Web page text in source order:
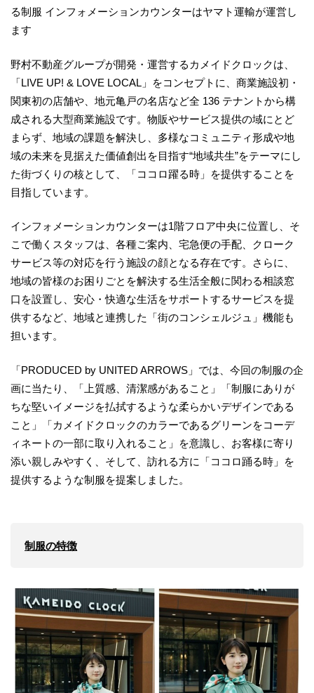
る制服 インフォメーションカウンターはヤマト運輸が運営し
ます
野村不動産グループが開発・運営するカメイドクロックは、
「LIVE UP! & LOVE LOCAL」をコンセプトに、商業施設初・
関東初の店舗や、地元亀戸の名店など全 136 テナントから構
成される大型商業施設です。物販やサービス提供の域にとど
まらず、地域の課題を解決し、多様なコミュニティ形成や地
域の未来を見据えた価値創出を目指す“地域共生”をテーマにし
た街づくりの核として、「ココロ躍る時」を提供することを
目指しています。
インフォメーションカウンターは1階フロア中央に位置し、そ
こで働くスタッフは、各種ご案内、宅急便の手配、クローク
サービス等の対応を行う施設の顔となる存在です。さらに、
地域の皆様のお困りごとを解決する生活全般に関わる相談窓
口を設置し、安心・快適な生活をサポートするサービスを提
供するなど、地域と連携した「街のコンシェルジュ」機能も
担います。
「PRODUCED by UNITED ARROWS」では、今回の制服の企
画に当たり、「上質感、清潔感があること」「制服にありが
ちな堅いイメージを払拭するような柔らかいデザインである
こと」「カメイドクロックのカラーであるグリーンをコーデ
ィネートの一部に取り入れること」を意識し、お客様に寄り
添い親しみやすく、そして、訪れる方に「ココロ踊る時」を
提供するような制服を提案しました。
制服の特徴